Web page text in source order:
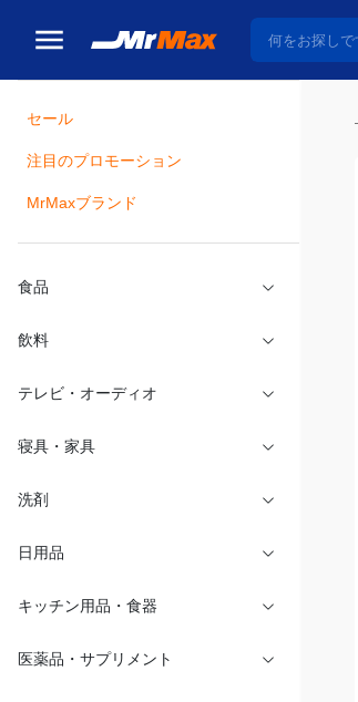
セール
注目のプロモーション
MrMaxブランド
食品
飲料
テレビ・オーディオ
寝具・家具
洗剤
日用品
キッチン用品・食器
医薬品・サプリメント